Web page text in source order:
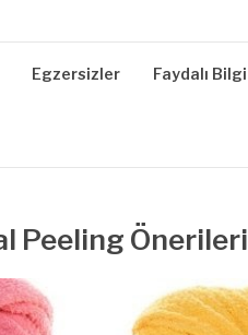
Egzersizler Faydalı Bilgi
Peeling Önerileri